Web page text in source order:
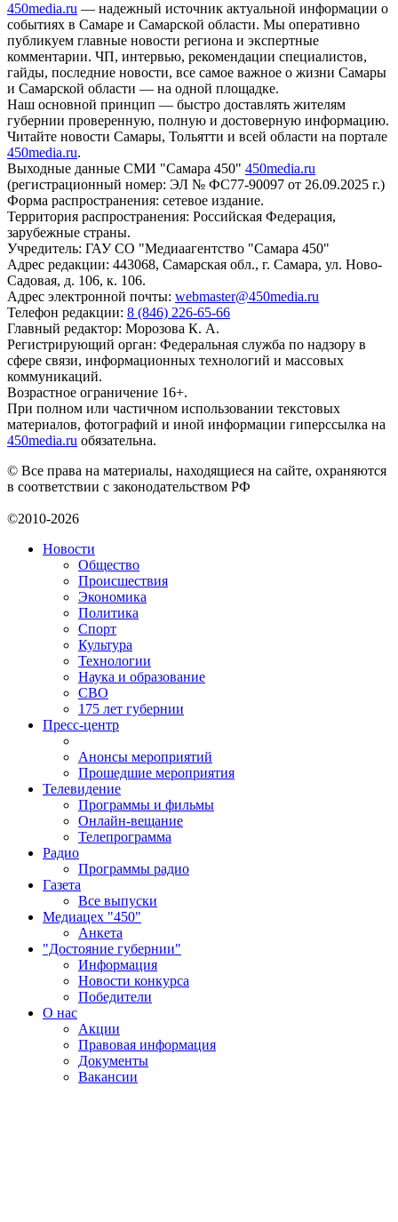
450media.ru — надежный источник актуальной информации о
событиях в Самаре и Самарской области. Мы оперативно
публикуем главные новости региона и экспертные
комментарии. ЧП, интервью, рекомендации специалистов,
гайды, последние новости, все самое важное о жизни Самары
и Самарской области — на одной площадке.
Наш основной принцип — быстро доставлять жителям
губернии проверенную, полную и достоверную информацию.
Читайте новости Самары, Тольятти и всей области на портале
450media.ru.
Выходные данные СМИ "Самара 450" 450media.ru
(регистрационный номер: ЭЛ № ФС77-90097 от 26.09.2025 г.)
Форма распространения: сетевое издание.
Территория распространения: Российская Федерация,
зарубежные страны.
Учредитель: ГАУ СО "Медиаагентство "Самара 450"
Адрес редакции: 443068, Самарская обл., г. Самара, ул. Ново-
Садовая, д. 106, к. 106.
Адрес электронной почты: webmaster@450media.ru
Телефон редакции: 8 (846) 226-65-66
Главный редактор: Морозова К. А.
Регистрирующий орган: Федеральная служба по надзору в
сфере связи, информационных технологий и массовых
коммуникаций.
Возрастное ограничение 16+.
При полном или частичном использовании текстовых
материалов, фотографий и иной информации гиперссылка на
450media.ru обязательна.
© Все права на материалы, находящиеся на сайте, охраняются
в соответствии с законодательством РФ
©2010-2026
Новости
Общество
Происшествия
Экономика
Политика
Спорт
Культура
Технологии
Наука и образование
СВО
175 лет губернии
Пресс-центр
Анонсы мероприятий
Прошедшие мероприятия
Телевидение
Программы и фильмы
Онлайн-вещание
Телепрограмма
Радио
Программы радио
Газета
Все выпуски
Медиацех "450"
Анкета
"Достояние губернии"
Информация
Новости конкурса
Победители
О нас
Акции
Правовая информация
Документы
Вакансии